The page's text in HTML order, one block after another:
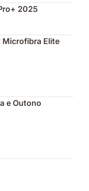
2025
Microfibra Elite
e Outono